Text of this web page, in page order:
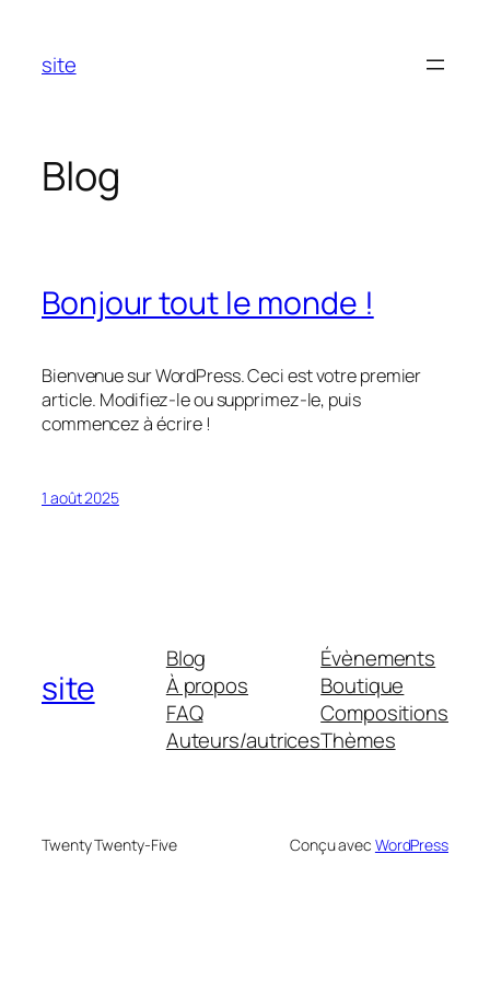
contenu
site
Blog
Bonjour tout le monde !
Bienvenue sur WordPress. Ceci est votre premier
article. Modifiez-le ou supprimez-le, puis
commencez à écrire !
1 août 2025
site
Blog
À propos
FAQ
Auteurs/autrices
Évènements
Boutique
Compositions
Thèmes
Twenty Twenty-Five Conçu avec WordPress